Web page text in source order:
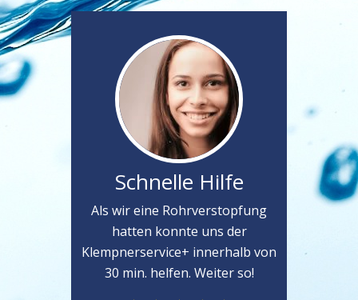
Schnelle Hilfe
Als wir eine Rohrverstopfung
hatten konnte uns der
Klempnerservice+ innerhalb von
30 min. helfen. Weiter so!